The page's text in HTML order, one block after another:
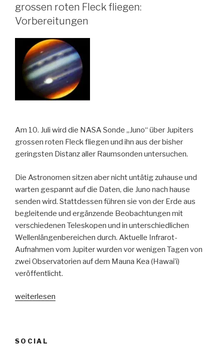
grossen roten Fleck fliegen:
Vorbereitungen
Am 10. Juli wird die NASA Sonde „Juno“ über Jupiters
grossen roten Fleck fliegen und ihn aus der bisher
geringsten Distanz aller Raumsonden untersuchen.
Die Astronomen sitzen aber nicht untätig zuhause und
warten gespannt auf die Daten, die Juno nach hause
senden wird. Stattdessen führen sie von der Erde aus
begleitende und ergänzende Beobachtungen mit
verschiedenen Teleskopen und in unterschiedlichen
Wellenlängenbereichen durch. Aktuelle Infrarot-
Aufnahmen vom Jupiter wurden vor wenigen Tagen von
zwei Observatorien auf dem Mauna Kea (Hawai’i)
veröffentlicht.
„Juno
Juli
weiterlesen
SOCIAL